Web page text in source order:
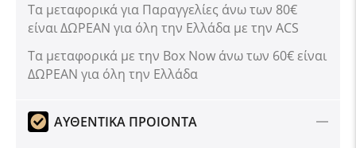
Τα μεταφορικά για Παραγγελίες άνω των 80€
είναι ΔΩΡΕΑΝ για όλη την Ελλάδα με την ACS
Tα μεταφορικά με την Box Now άνω των 60€ είναι
ΔΩΡΕΑΝ για όλη την Ελλάδα
ΑΥΘΕΝΤΙΚΑ ΠΡΟΙΟΝΤΑ